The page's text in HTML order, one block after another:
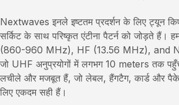
Nextwaves इनले इष्टतम प्रदर्शन के लिए ट्यून
सर्किट के साथ परिष्कृत एंटीना पैटर्न को जोड़ते हैं।
(860-960 MHz), HF (13.56 MHz), and
जो UHF अनुप्रयोगों में लगभग 10 meters तक
लचीले और मजबूत हैं, जो लेबल, हैंगटैग, कार्ड और
लिए एकदम सही हैं।